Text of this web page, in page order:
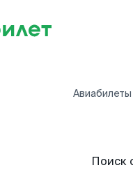
Авиабилеты
Поиск